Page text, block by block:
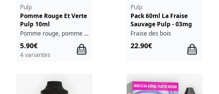
Pulp
Pomme Rouge Et Verte
Pulp 10ml
Pomme rouge, pomme verte
5.90€
4 variantes
Pulp
Pack 60ml La Fraise
Sauvage Pulp - 03mg
Fraise des bois
22.90€